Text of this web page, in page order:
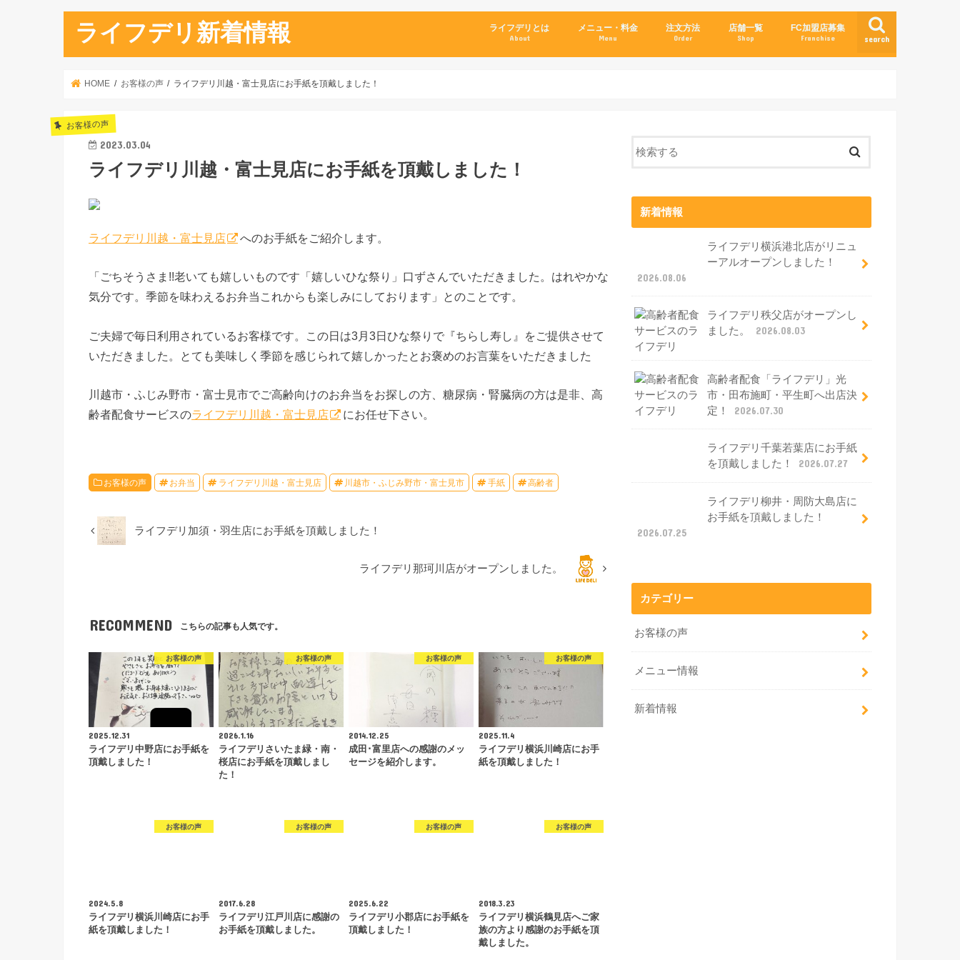
ライフデリ新着情報 search
ライフデリとは
About
メニュー・料金
Menu
注文方法
Order
店舗一覧
Shop
FC加盟店募集
Franchise
HOME お客様の声 ライフデリ川越・富士見店にお手紙を頂戴しました！
お客様の声
2023.03.04
ライフデリ川越・富士見店にお手紙を頂戴しました！
ライフデリ川越・富士見店 へのお手紙をご紹介します。
「ごちそうさま!!老いても嬉しいものです「嬉しいひな祭り」口ずさんでいただきました。はれやかな
気分です。季節を味わえるお弁当これからも楽しみにしております」とのことです。
ご夫婦で毎日利用されているお客様です。この日は3月3日ひな祭りで『ちらし寿し』をご提供させて
いただきました。とても美味しく季節を感じられて嬉しかったとお褒めのお言葉をいただきました
川越市・ふじみ野市・富士見市でご高齢向けのお弁当をお探しの方、糖尿病・腎臓病の方は是非、高
齢者配食サービスのライフデリ川越・富士見店 にお任せ下さい。
お客様の声 お弁当 ライフデリ川越・富士見店 川越市・ふじみ野市・富士見市 手紙 高齢者
ライフデリ加須・羽生店にお手紙を頂戴しました！
ライフデリ那珂川店がオープンしました。
RECOMMEND こちらの記事も人気です。
お客様の声
2025.12.31
ライフデリ中野店にお手紙を
頂戴しました！
お客様の声
2026.1.16
ライフデリさいたま緑・南・
桜店にお手紙を頂戴しまし
た！
お客様の声
2014.12.25
成田･富里店への感謝のメッ
セージを紹介します。
お客様の声
2025.11.4
ライフデリ横浜川崎店にお手
紙を頂戴しました！
お客様の声
2024.5.8
ライフデリ横浜川崎店にお手
紙を頂戴しました！
お客様の声
2017.6.28
ライフデリ江戸川店に感謝の
お手紙を頂戴しました。
お客様の声
2025.6.22
ライフデリ小郡店にお手紙を
頂戴しました！
お客様の声
2018.3.23
ライフデリ横浜鶴見店へご家
族の方より感謝のお手紙を頂
戴しました。
新着情報
ライフデリ横浜港北店がリニュ
ーアルオープンしました！
2026.08.06
ライフデリ秩父店がオープンし
ました。
2026.08.03
高齢者配食「ライフデリ」光
市・田布施町・平生町へ出店決
定！
2026.07.30
ライフデリ千葉若葉店にお手紙
を頂戴しました！
2026.07.27
ライフデリ柳井・周防大島店に
お手紙を頂戴しました！
2026.07.25
カテゴリー
お客様の声
メニュー情報
新着情報